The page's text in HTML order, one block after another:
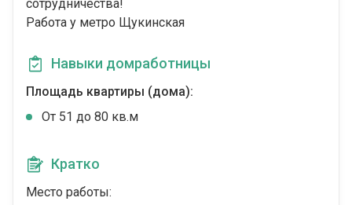
сотрудничества!
Работа у метро Щукинская
Навыки домработницы
Площадь квартиры (дома):
От 51 до 80 кв.м
Кратко
Место работы: